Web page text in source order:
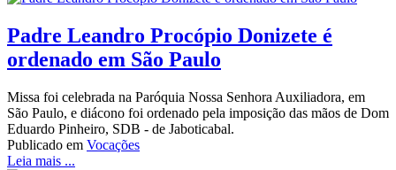
Padre Leandro Procópio Donizete é
ordenado em São Paulo
Missa foi celebrada na Paróquia Nossa Senhora Auxiliadora, em
São Paulo, e diácono foi ordenado pela imposição das mãos de Dom
Eduardo Pinheiro, SDB - de Jaboticabal.
Publicado em Vocações
Leia mais ...